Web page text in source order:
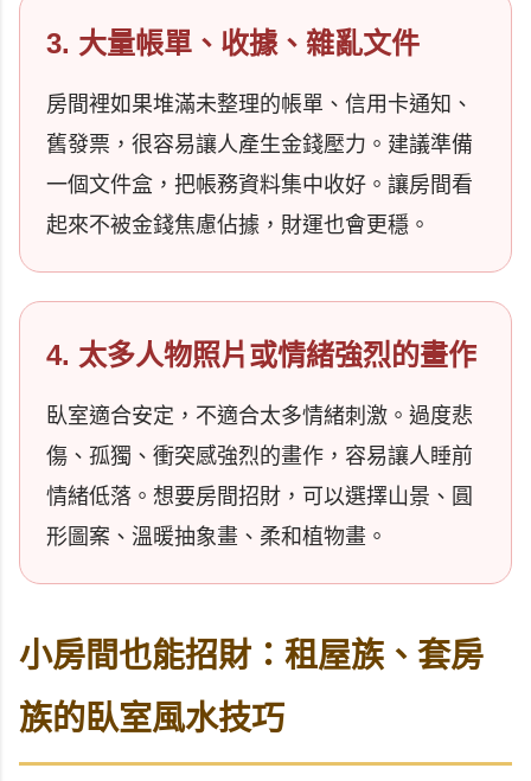
3. 大量帳單、收據、雜亂文件
房間裡如果堆滿未整理的帳單、信用卡通知、
舊發票，很容易讓人產生金錢壓力。建議準備
一個文件盒，把帳務資料集中收好。讓房間看
起來不被金錢焦慮佔據，財運也會更穩。
4. 太多人物照片或情緒強烈的畫作
臥室適合安定，不適合太多情緒刺激。過度悲
傷、孤獨、衝突感強烈的畫作，容易讓人睡前
情緒低落。想要房間招財，可以選擇山景、圓
形圖案、溫暖抽象畫、柔和植物畫。
小房間也能招財：租屋族、套房
族的臥室風水技巧